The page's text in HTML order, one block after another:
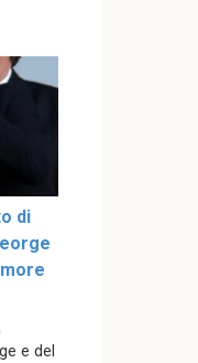
di
e del